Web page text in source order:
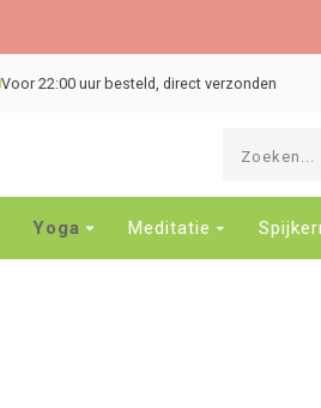
Voor 22:00 uur besteld, direct verzonden
Yoga Meditatie